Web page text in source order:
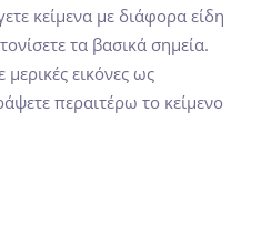
κείμενα με διάφορα είδη
τα βασικά σημεία.
μερικές εικόνες ως
περαιτέρω το κείμενο